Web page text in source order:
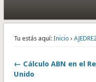
Tu estás aquí: Inicio ›
← Cálculo ABN en el
Unido